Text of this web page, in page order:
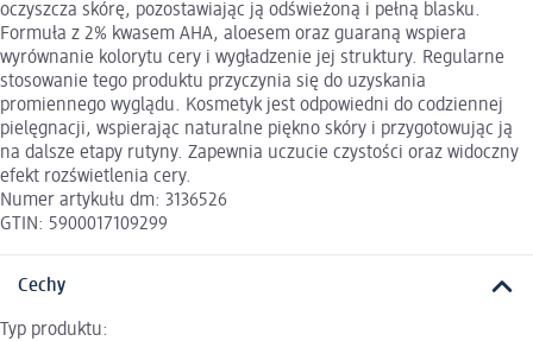
oczyszcza skórę, pozostawiając ją odświeżoną i pełną blasku.
Formuła z 2% kwasem AHA, aloesem oraz guaraną wspiera
wyrównanie kolorytu cery i wygładzenie jej struktury. Regularne
stosowanie tego produktu przyczynia się do uzyskania
promiennego wyglądu. Kosmetyk jest odpowiedni do codziennej
pielęgnacji, wspierając naturalne piękno skóry i przygotowując ją
na dalsze etapy rutyny. Zapewnia uczucie czystości oraz widoczny
efekt rozświetlenia cery.
Numer artykułu dm: 3136526
GTIN: 5900017109299
Cechy
Typ produktu: